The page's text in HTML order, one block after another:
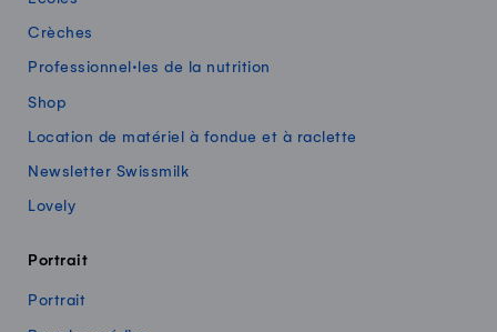
Crèches
Professionnel·les de la nutrition
Shop
Location de matériel à fondue et à raclette
Newsletter Swissmilk
Lovely
Portrait
Portrait